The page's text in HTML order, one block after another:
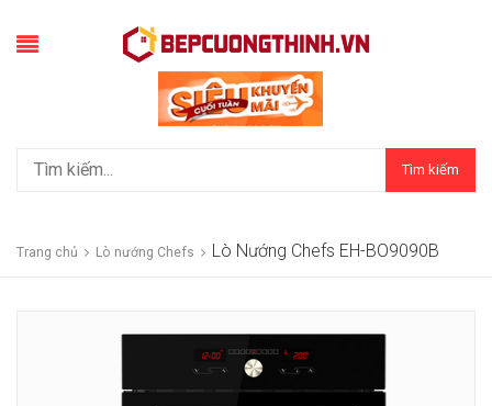
Tìm kiếm
Trang chủ Lò nướng Chefs Lò Nướng Chefs EH-BO9090B